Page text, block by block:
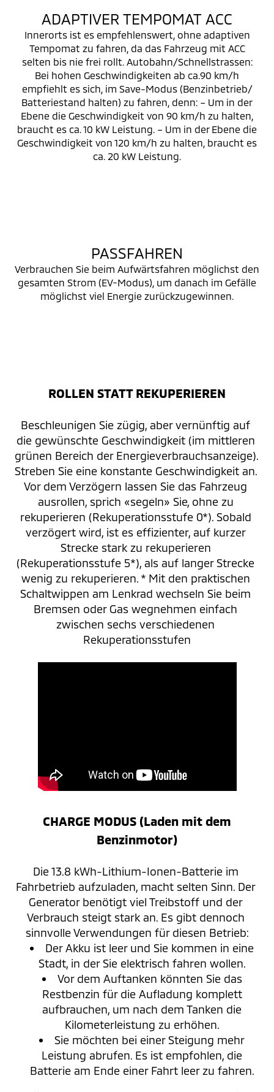
ADAPTIVER TEMPOMAT ACC
Innerorts ist es empfehlenswert, ohne adaptiven
Tempomat zu fahren, da das Fahrzeug mit ACC
selten bis nie frei rollt. Autobahn/Schnellstrassen:
Bei hohen Geschwindigkeiten ab ca.90 km/h
empfiehlt es sich, im Save-Modus (Benzinbetrieb/
Batteriestand halten) zu fahren, denn: – Um in der
Ebene die Geschwindigkeit von 90 km/h zu halten,
braucht es ca. 10 kW Leistung. – Um in der Ebene die
Geschwindigkeit von 120 km/h zu halten, braucht es
ca. 20 kW Leistung.
PASSFAHREN
Verbrauchen Sie beim Aufwärtsfahren möglichst den
gesamten Strom (EV-Modus), um danach im Gefälle
möglichst viel Energie zurückzugewinnen.
ROLLEN STATT REKUPERIEREN
Beschleunigen Sie zügig, aber vernünftig auf
die gewünschte Geschwindigkeit (im mittleren
grünen Bereich der Energieverbrauchsanzeige).
Streben Sie eine konstante Geschwindigkeit an.
Vor dem Verzögern lassen Sie das Fahrzeug
ausrollen, sprich «segeln» Sie, ohne zu
rekuperieren (Rekuperationsstufe 0*). Sobald
verzögert wird, ist es effizienter, auf kurzer
Strecke stark zu rekuperieren
(Rekuperationsstufe 5*), als auf langer Strecke
wenig zu rekuperieren. * Mit den praktischen
Schaltwippen am Lenkrad wechseln Sie beim
Bremsen oder Gas wegnehmen einfach
zwischen sechs verschiedenen
Rekuperationsstufen
CHARGE MODUS (Laden mit dem
Benzinmotor)
Die 13.8 kWh-Lithium-Ionen-Batterie im
Fahrbetrieb aufzuladen, macht selten Sinn. Der
Generator benötigt viel Treibstoff und der
Verbrauch steigt stark an. Es gibt dennoch
sinnvolle Verwendungen für diesen Betrieb:
Der Akku ist leer und Sie kommen in eine
Stadt, in der Sie elektrisch fahren wollen.
Vor dem Auftanken könnten Sie das
Restbenzin für die Aufladung komplett
aufbrauchen, um nach dem Tanken die
Kilometerleistung zu erhöhen.
Sie möchten bei einer Steigung mehr
Leistung abrufen. Es ist empfohlen, die
Batterie am Ende einer Fahrt leer zu fahren.